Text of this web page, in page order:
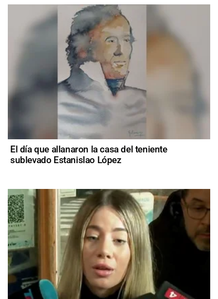
El día que allanaron la casa del teniente
sublevado Estanislao López